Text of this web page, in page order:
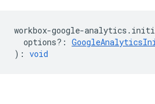
workbox-google-analytics .
options? :
) : void